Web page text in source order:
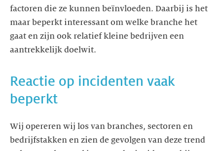
factoren die ze kunnen beïnvloeden. Daarbij is het
maar beperkt interessant om welke branche het
gaat en zijn ook relatief kleine bedrijven een
Reactie op incidenten vaak
Wij opereren wij los van branches, sectoren en
bedrijfstakken en zien de gevolgen van deze trend